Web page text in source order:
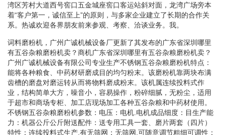
湾区芳村大道西号窖口五金城座窖口客运站斜对面，龙湾广场旁本
着“客户第一，诚信至上”的原则，与多家企业建立了长期的合作关
系。热诚欢迎各界朋友前来参观、考察、洽谈业务。我。
词料磨粉机，广州广诚机械设备厂更新了其发布的广东省深圳哪里
有五谷杂粮磨粉机卖？商机广东省深圳哪里有五谷杂粮磨粉机卖？
广州广诚机械设备有限公司专业生产不锈钢五谷杂粮磨粉机特点：
能将各种粮食、中药材研磨成目的均匀粉末。该磨粉机靠两块布满
齿槽的磨盘对磨运转从而将物料磨成粉末。该机属连续投料式作
业，结构简单大方，噪音小，容易操作，粉碎细腻，无粉尘，适用
于超市和商场专柜、加工店现场加工各种五谷杂粮和中药材使用。
不锈钢五谷杂粮磨粉机参数：电压：电机.电机成品细度：目生产能
力：机器公斤公斤附送配件：送专用工具一套、磨片两套（四片）
特性：连续投料式生产.有无筛网：无筛网,可随意调节粗细可调性：